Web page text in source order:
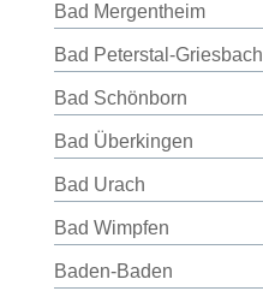
Bad Mergentheim
Bad Peterstal-Griesbach
Bad Schönborn
Bad Überkingen
Bad Urach
Bad Wimpfen
Baden-Baden